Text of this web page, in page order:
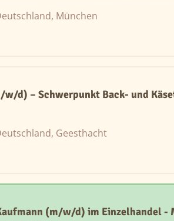
München
d) – Schwerpunkt Back- und
Geesthacht
(m/w/d) im Einzelhandel -